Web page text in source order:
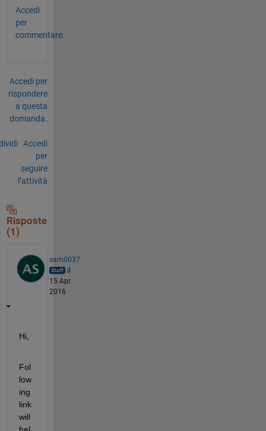
Accedi
per
commentare.
Accedi per
rispondere
a questa
domanda.
Accedi
per
seguire
l’attività
Risposte
(1)
sam0037
il
15 Apr
2016
Hi,
Fol
low
ing
link
will